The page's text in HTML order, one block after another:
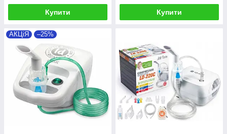
Купити Купити
АКЦіЯ –25%